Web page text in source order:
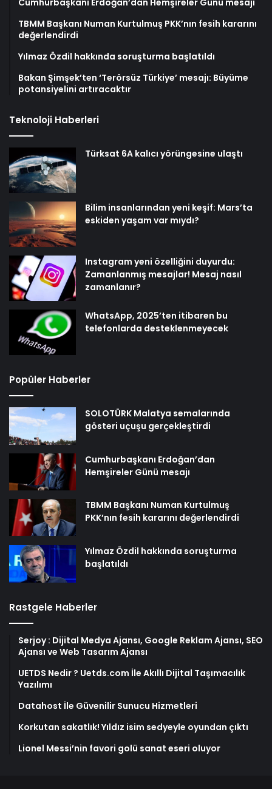
TBMM Başkanı Numan Kurtulmuş PKK’nın fesih kararını
değerlendirdi
Yılmaz Özdil hakkında soruşturma başlatıldı
Bakan Şimşek’ten ‘Terörsüz Türkiye’ mesajı: Büyüme
potansiyelini artıracaktır
Teknoloji Haberleri
Türksat 6A kalıcı yörüngesine ulaştı
Bilim insanlarından yeni keşif: Mars’ta
eskiden yaşam var mıydı?
Instagram yeni özelliğini duyurdu:
Zamanlanmış mesajlar! Mesaj nasıl
zamanlanır?
WhatsApp, 2025’ten itibaren bu
telefonlarda desteklenmeyecek
Popüler Haberler
SOLOTÜRK Malatya semalarında
gösteri uçuşu gerçekleştirdi
Cumhurbaşkanı Erdoğan’dan
Hemşireler Günü mesajı
TBMM Başkanı Numan Kurtulmuş
PKK’nın fesih kararını değerlendirdi
Yılmaz Özdil hakkında soruşturma
başlatıldı
Rastgele Haberler
Serjoy : Dijital Medya Ajansı, Google Reklam Ajansı, SEO
Ajansı ve Web Tasarım Ajansı
UETDS Nedir ? Uetds.com İle Akıllı Dijital Taşımacılık
Yazılımı
Datahost İle Güvenilir Sunucu Hizmetleri
Korkutan sakatlık! Yıldız isim sedyeyle oyundan çıktı
Lionel Messi’nin favori golü sanat eseri oluyor